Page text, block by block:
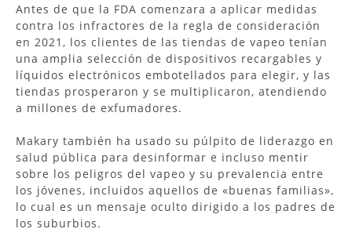
Antes de que la FDA comenzara a aplicar medidas
contra los infractores de la regla de consideración
en 2021, los clientes de las tiendas de vapeo tenían
una amplia selección de dispositivos recargables y
líquidos electrónicos embotellados para elegir, y las
tiendas prosperaron y se multiplicaron, atendiendo
a millones de exfumadores.
Makary también ha usado su púlpito de liderazgo en
salud pública para desinformar e incluso mentir
sobre los peligros del vapeo y su prevalencia entre
los jóvenes, incluidos aquellos de «buenas familias»,
lo cual es un mensaje oculto dirigido a los padres de
los suburbios.